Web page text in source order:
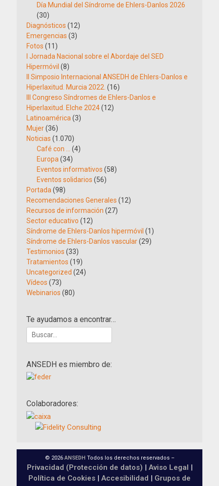
Día Mundial del Síndrome de Ehlers-Danlos 2026
(30)
Diagnósticos (12)
Emergencias (3)
Fotos (11)
I Jornada Nacional sobre el Abordaje del SED
Hipermóvil (8)
II Simposio Internacional ANSEDH de Ehlers-Danlos e
Hiperlaxitud. Murcia 2022. (16)
III Congreso Síndromes de Ehlers-Danlos e
Hiperlaxitud. Elche 2024(12)
Latinoamérica (3)
Mujer(36)
Noticias (1.070)
Café con …
(4)
Europa (34)
Eventos informativos (58)
Eventos solidarios (56)
Portada (98)
Recomendaciones Generales (12)
Recursos de información (27)
Sector educativo (12)
Síndrome de Ehlers-Danlos hipermóvil (1)
Síndrome de Ehlers-Danlos vascular(29)
Testimonios (33)
Tratamientos (19)
Uncategorized (24)
Vídeos (73)
Webinarios (80)
Te ayudamos a encontrar…
Buscar:
ANSEDH es miembro de:
Colaboradores:
© 2026ANSEDH Todos los derechos reservados –
Privacidad (Protección de datos) | Aviso Legal |
Política de Cookies | Accesibilidad | Grupos de